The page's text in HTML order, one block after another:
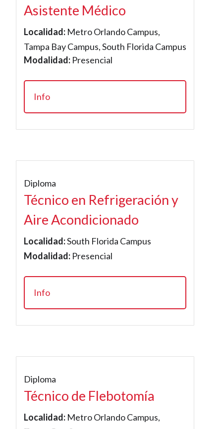
Asistente Médico
Localidad: Metro Orlando Campus,
Tampa Bay Campus, South Florida Campus
Modalidad: Presencial
Info
Diploma
Técnico en Refrigeración y
Aire Acondicionado
Localidad:South Florida Campus
Modalidad: Presencial
Info
Diploma
Técnico de Flebotomía
Localidad: Metro Orlando Campus,